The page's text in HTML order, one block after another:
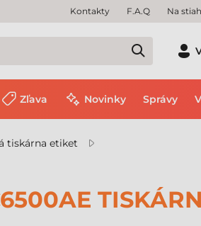
Kontakty F.A.Q Na
Zľava Novinky Správy
tiskárna etiket